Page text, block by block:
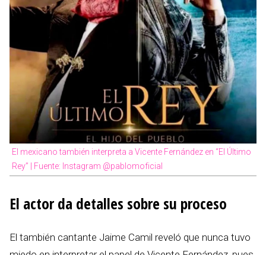
El mexicano también interpreta a Vicente Fernández en “El Último
Rey” | Fuente: Instagram @pablomoficial
El actor da detalles sobre su proceso
El también cantante Jaime Camil reveló que nunca tuvo